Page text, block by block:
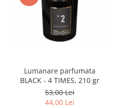
Lumanare parfumata
BLACK - 4 TIMES, 210 gr
53,00 Lei
44,00 Lei